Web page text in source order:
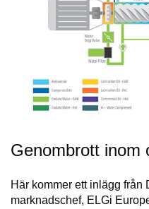
Genombrott inom
Här kommer ett inlägg från
marknadschef, ELGi